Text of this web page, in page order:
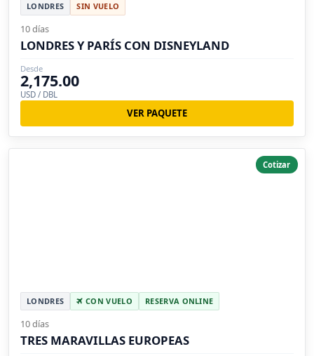
LONDRES SIN VUELO
10 días
LONDRES Y PARÍS CON DISNEYLAND
Desde
2,175.00
USD / DBL
VER PAQUETE
Cotizar
LONDRES CON VUELO RESERVA ONLINE
10 días
TRES MARAVILLAS EUROPEAS